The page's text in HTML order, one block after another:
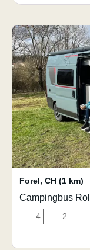
Forel, CH (1 km)
Campingbus
4 2